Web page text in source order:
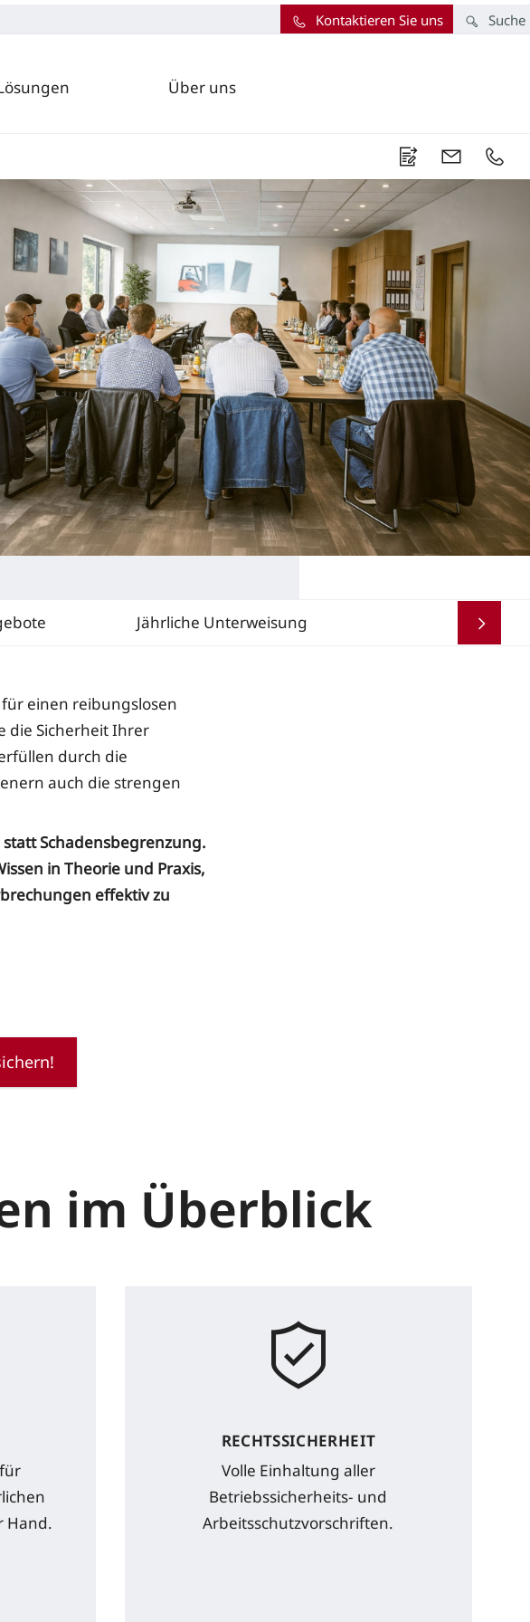
Über uns
Suche
Kontaktieren Sie uns
Jährliche Unterweisung
einen reibungslosen
die Sicherheit Ihrer
durch die
auch die strengen
Schadensbegrenzung.
in Theorie und Praxis,
effektiv zu
im Überblick
Hand.
RECHTSSICHERHEIT
Volle Einhaltung aller
Betriebssicherheits- und
Arbeitsschutzvorschriften.